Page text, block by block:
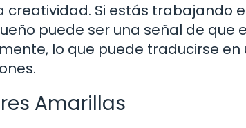
Si estás trabajando
puede ser una señal de que
lo que puede traducirse en
Amarillas